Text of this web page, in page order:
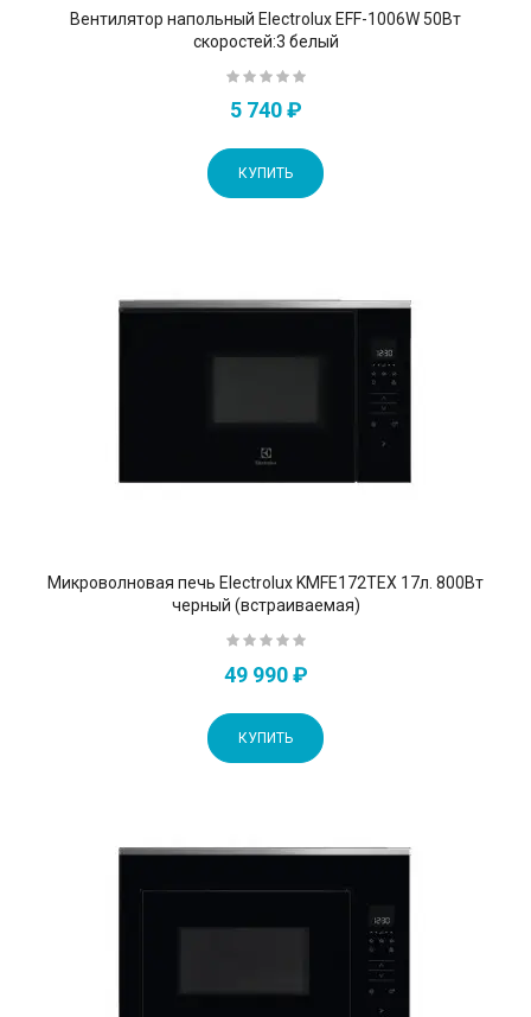
Вентилятор напольный Electrolux EFF-1006W 50Вт
скоростей:3 белый
5 740 ₽
КУПИТЬ
Микроволновая печь Electrolux KMFE172TEX 17л. 800Вт
черный (встраиваемая)
49 990 ₽
КУПИТЬ